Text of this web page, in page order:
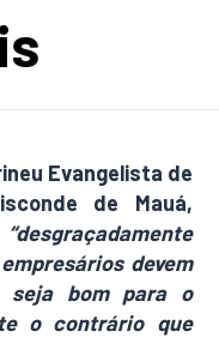
Evangelista de
de Mauá,
“desgraçadamente
devem
seja bom para o
o contrário que